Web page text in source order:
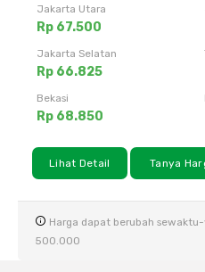
Jakarta Utara
Rp 67.500
Jakarta Selatan
Rp 66.825
Bekasi
Rp 68.850
Lihat Detail Tanya
Harga dapat berubah
500.000